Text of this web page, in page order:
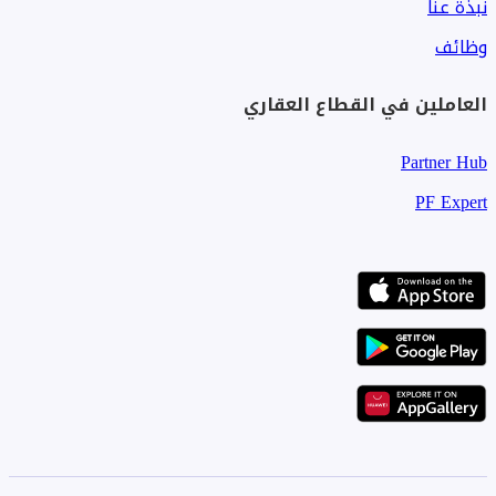
نبذة عنا
وظائف
العاملين في القطاع العقاري
Partner Hub
PF Expert